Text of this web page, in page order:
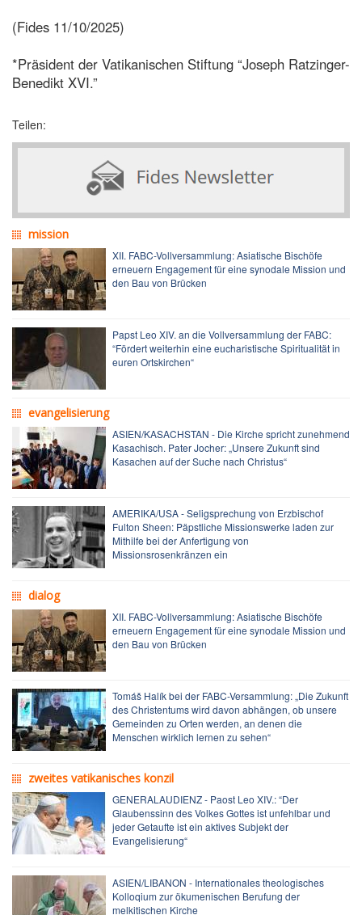
(Fides 11/10/2025)
*Präsident der Vatikanischen Stiftung “Joseph Ratzinger-
Benedikt XVI.”
Teilen:
mission
XII. FABC-Vollversammlung: Asiatische Bischöfe
erneuern Engagement für eine synodale Mission und
den Bau von Brücken
Papst Leo XIV. an die Vollversammlung der FABC:
“Fördert weiterhin eine eucharistische Spiritualität in
euren Ortskirchen“
evangelisierung
ASIEN/KASACHSTAN - Die Kirche spricht zunehmend
Kasachisch. Pater Jocher: „Unsere Zukunft sind
Kasachen auf der Suche nach Christus“
AMERIKA/USA - Seligsprechung von Erzbischof
Fulton Sheen: Päpstliche Missionswerke laden zur
Mithilfe bei der Anfertigung von
Missionsrosenkränzen ein
dialog
XII. FABC-Vollversammlung: Asiatische Bischöfe
erneuern Engagement für eine synodale Mission und
den Bau von Brücken
Tomáš Halík bei der FABC-Versammlung: „Die Zukunft
des Christentums wird davon abhängen, ob unsere
Gemeinden zu Orten werden, an denen die
Menschen wirklich lernen zu sehen“
zweites vatikanisches konzil
GENERALAUDIENZ - Paost Leo XIV.: “Der
Glaubenssinn des Volkes Gottes ist unfehlbar und
jeder Getaufte ist ein aktives Subjekt der
Evangelisierung“
ASIEN/LIBANON - Internationales theologisches
Kolloqium zur ökumenischen Berufung der
melkitischen Kirche